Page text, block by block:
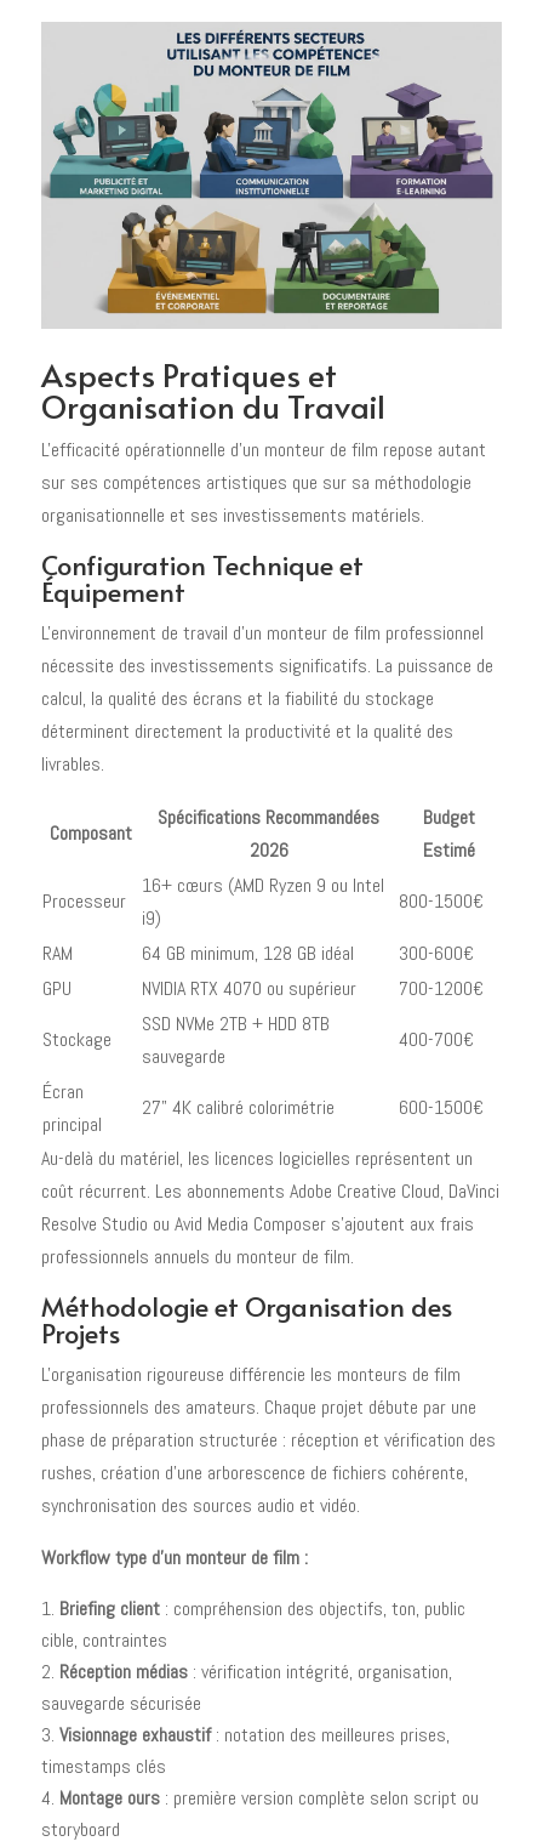
Aspects Pratiques et
Organisation du Travail
L'efficacité opérationnelle d'un monteur de film repose autant
sur ses compétences artistiques que sur sa méthodologie
organisationnelle et ses investissements matériels.
Configuration Technique et
Équipement
L'environnement de travail d'un monteur de film professionnel
nécessite des investissements significatifs. La puissance de
calcul, la qualité des écrans et la fiabilité du stockage
déterminent directement la productivité et la qualité des
livrables.
Composant
Spécifications Recommandées
2026
Budget
Estimé
Processeur
16+ cœurs (AMD Ryzen 9 ou Intel
i9)
800-1500€
RAM 64 GB minimum, 128 GB idéal
300-600€
GPU
NVIDIA RTX 4070 ou supérieur
700-1200€
Stockage
SSD NVMe 2TB + HDD 8TB
sauvegarde
400-700€
Écran
principal
27" 4K calibré colorimétrie
600-1500€
Au-delà du matériel, les licences logicielles représentent un
coût récurrent. Les abonnements Adobe Creative Cloud, DaVinci
Resolve Studio ou Avid Media Composer s'ajoutent aux frais
professionnels annuels du monteur de film.
Méthodologie et Organisation des
Projets
L'organisation rigoureuse différencie les monteurs de film
professionnels des amateurs. Chaque projet débute par une
phase de préparation structurée : réception et vérification des
rushes, création d'une arborescence de fichiers cohérente,
synchronisation des sources audio et vidéo.
Workflow type d'un monteur de film :
Briefing client: compréhension des objectifs, ton, public
cible, contraintes
Réception médias: vérification intégrité, organisation,
sauvegarde sécurisée
Visionnage exhaustif: notation des meilleures prises,
timestamps clés
Montage ours: première version complète selon script ou
storyboard